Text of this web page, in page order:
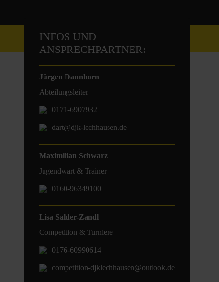
INFOS UND
ANSPRECHPARTNER:
Jürgen Dannhorn
Abteilungsleiter
0171-6907932
dart@djk-lechhausen.de
Maximilian Schwarz
Jugendwart & Trainer
0160-96349100
Lisa Salder-Zandl
Competition & Turniere
0176-60990614
competition-djklechhausen@outlook.de